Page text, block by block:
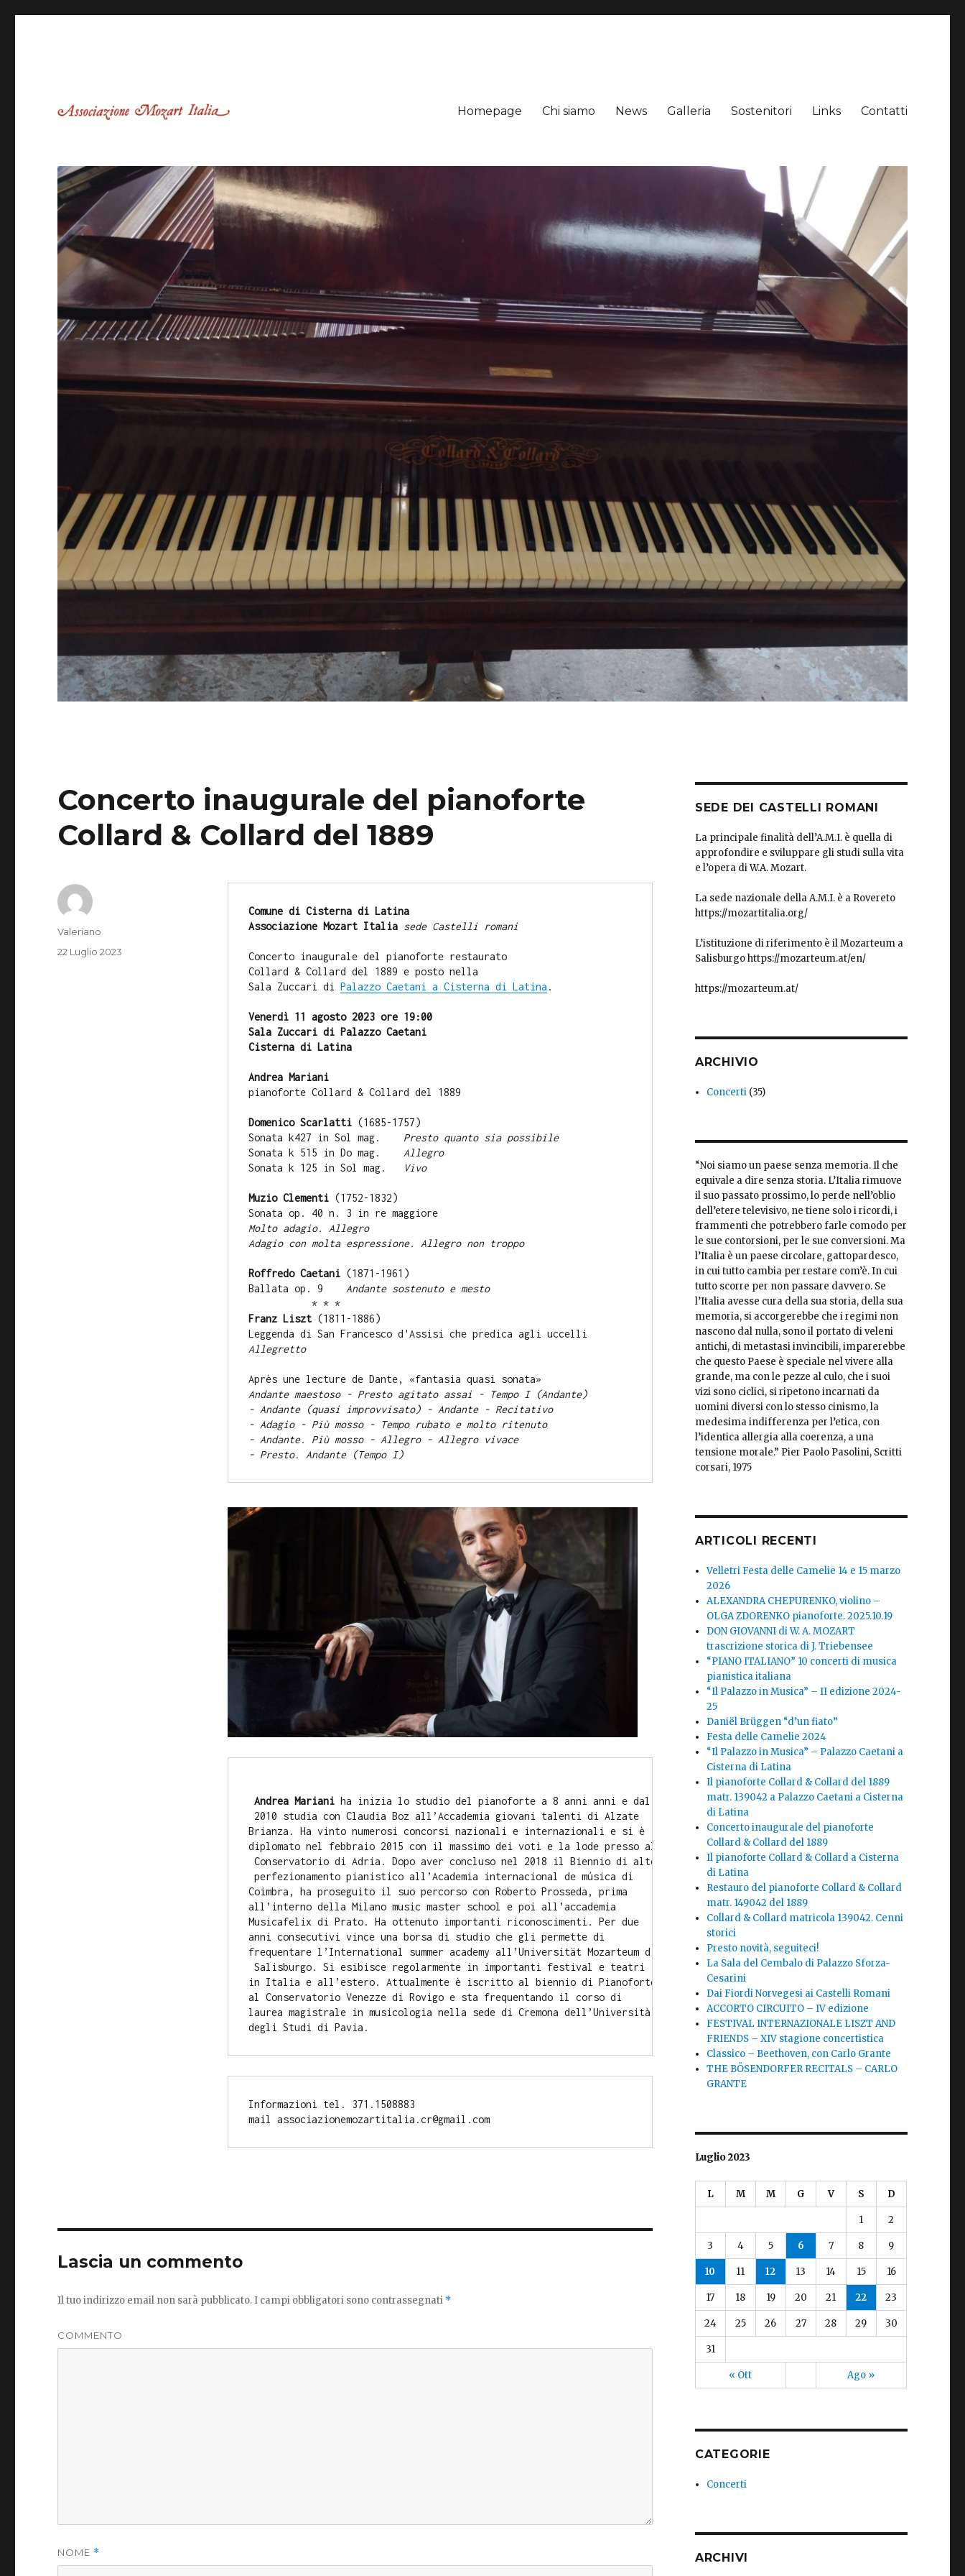
Homepage Chi siamo News Galleria Sostenitori Links Contatti
Concerto inaugurale del pianoforte
Collard & Collard del 1889
Comune di Cisterna di Latina
Associazione Mozart Italia sede Castelli romani
Concerto inaugurale del pianoforte restaurato
Collard & Collard del 1889 e posto nella
Sala Zuccari di Palazzo Caetani a Cisterna di Latina .
Venerdì 11 agosto 2023 ore 19:00
Sala Zuccari di Palazzo Caetani
Cisterna di Latina
Andrea Mariani
pianoforte Collard & Collard del 1889
Domenico Scarlatti (1685-1757)
Sonata k427 in Sol mag. Presto quanto sia possibile
Sonata k 515 in Do mag. Allegro
Sonata k 125 in Sol mag.
Vivo
Muzio Clementi(1752-1832)
Sonata op. 40 n. 3 in re maggiore
Molto adagio. Allegro
Adagio con molta espressione. Allegro non troppo
Roffredo Caetani(1871-1961)
Ballata op. 9 Andante sostenuto e mesto
* * *
Franz Liszt (1811-1886)
Leggenda di San Francesco d'Assisi che predica agli uccelli
Allegretto
Après une lecture de Dante, «fantasia quasi sonata»
Andante maestoso - Presto agitato assai - Tempo I (Andante)
- Andante (quasi improvvisato) - Andante - Recitativo
- Adagio - Più mosso - Tempo rubato e molto ritenuto
- Andante. Più mosso - Allegro - Allegro vivace
- Presto. Andante (Tempo I)
Andrea Marianiha inizia lo studio del pianoforte a 8 anni anni e dal
2010 studia con Claudia Boz all’Accademia giovani talenti di Alzate
Brianza. Ha vinto numerosi concorsi nazionali e internazionali e si è
diplomato nel febbraio 2015 con il massimo dei voti e la lode presso al
Conservatorio di Adria. Dopo aver concluso nel 2018 il Biennio di alto
perfezionamento pianistico all’Academia internacional de música di
Coimbra, ha proseguito il suo percorso con Roberto Prosseda, prima
all’interno della Milano music master school e poi all’accademia
Musicafelix di Prato. Ha ottenuto importanti riconoscimenti. Per due
anni consecutivi vince una borsa di studio che gli permette di
frequentare l’International summer academy all’Universität Mozarteum di
Salisburgo. Si esibisce regolarmente in importanti festival e teatri
in Italia e all’estero. Attualmente è iscritto al biennio di Pianoforte
al Conservatorio Venezze di Rovigo e sta frequentando il corso di
laurea magistrale in musicologia nella sede di Cremona dell’Università
degli Studi di Pavia.
Informazioni tel. 371.1508883
mail associazionemozartitalia.cr@gmail.com
Autore
Valeriano
Pubblicato
22 Luglio 2023
Lascia un commento
Il tuo indirizzo email non sarà pubblicato. I campi obbligatori sono contrassegnati *
COMMENTO
NOME *
SEDE DEI CASTELLI ROMANI
La principale finalità dell’A.M.I. è quella di
approfondire e sviluppare gli studi sulla vita
e l’opera di W.A. Mozart.
La sede nazionale della A.M.I. è a Rovereto
https://mozartitalia.org/
L’istituzione di riferimento è il Mozarteum a
Salisburgo https://mozarteum.at/en/
https://mozarteum.at/
ARCHIVIO
Concerti (35)
“Noi siamo un paese senza memoria. Il che
equivale a dire senza storia. L’Italia rimuove
il suo passato prossimo, lo perde nell’oblio
dell’etere televisivo, ne tiene solo i ricordi, i
frammenti che potrebbero farle comodo per
le sue contorsioni, per le sue conversioni. Ma
l’Italia è un paese circolare, gattopardesco,
in cui tutto cambia per restare com’è. In cui
tutto scorre per non passare davvero. Se
l’Italia avesse cura della sua storia, della sua
memoria, si accorgerebbe che i regimi non
nascono dal nulla, sono il portato di veleni
antichi, di metastasi invincibili, imparerebbe
che questo Paese è speciale nel vivere alla
grande, ma con le pezze al culo, che i suoi
vizi sono ciclici, si ripetono incarnati da
uomini diversi con lo stesso cinismo, la
medesima indifferenza per l’etica, con
l’identica allergia alla coerenza, a una
tensione morale.” Pier Paolo Pasolini, Scritti
corsari, 1975
ARTICOLI RECENTI
Velletri Festa delle Camelie 14 e 15 marzo
2026
ALEXANDRA CHEPURENKO, violino –
OLGA ZDORENKO pianoforte. 2025.10.19
DON GIOVANNI di W. A. MOZART
trascrizione storica di J. Triebensee
“PIANO ITALIANO” 10 concerti di musica
pianistica italiana
“Il Palazzo in Musica” – II edizione 2024-
25
Daniël Brüggen “d’un fiato”
Festa delle Camelie 2024
“Il Palazzo in Musica” – Palazzo Caetani a
Cisterna di Latina
Il pianoforte Collard & Collard del 1889
matr. 139042 a Palazzo Caetani a Cisterna
di Latina
Concerto inaugurale del pianoforte
Collard & Collard del 1889
Il pianoforte Collard & Collard a Cisterna
di Latina
Restauro del pianoforte Collard & Collard
matr. 149042 del 1889
Collard & Collard matricola 139042. Cenni
storici
Presto novità, seguiteci!
La Sala del Cembalo di Palazzo Sforza-
Cesarini
Dai Fiordi Norvegesi ai Castelli Romani
ACCORTO CIRCUITO – IV edizione
FESTIVAL INTERNAZIONALE LISZT AND
FRIENDS – XIV stagione concertistica
Classico – Beethoven, con Carlo Grante
THE BÖSENDORFER RECITALS – CARLO
GRANTE
Luglio 2023
L M M G V S D
« Ott Ago »
1 2
3 4 5 6 7 8 9
10 11 12 13 14 15 16
17 18 19 20 21 22 23
24 25 26 27 28 29 30
31
CATEGORIE
Concerti
ARCHIVI